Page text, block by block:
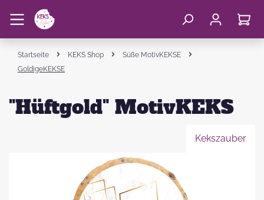
Startseite KEKS Shop
Süße MotivKEKSE
GoldigeKEKSE
"Hüftgold" MotivKEKS
Kekszauber